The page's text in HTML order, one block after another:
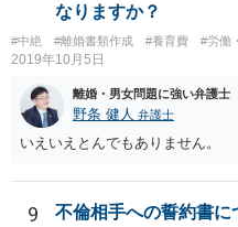
なりますか？
#中絶 #離婚書類作成 #養育費 #労働
2019年10月5日
離婚・男女問題に強い弁護士
野条 健人 弁護士
いえいえとんでもありません。
9 不倫相手への誓約書に